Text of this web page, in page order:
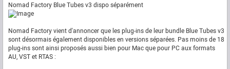
Nomad Factory Blue Tubes v3 dispo séparément
Nomad Factory vient d'annoncer que les plug-ins de leur bundle Blue Tubes v3
sont désormais également disponibles en versions séparées. Pas moins de 18
plug-ins sont ainsi proposés aussi bien pour Mac que pour PC aux formats
AU, VST et RTAS :